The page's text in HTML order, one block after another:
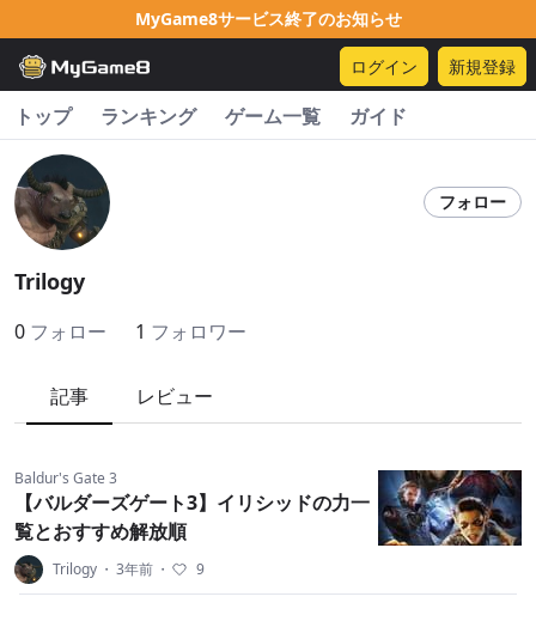
MyGame8サービス終了のお知らせ
ログイン 新規登録
トップ ランキング ゲーム一覧 ガイド
フォロー
Trilogy
0 フォロー 1 フォロワー
記事 レビュー
Baldur's Gate 3
【バルダーズゲート3】イリシッドの力一
覧とおすすめ解放順
Trilogy ・ 3年前 ・ 9